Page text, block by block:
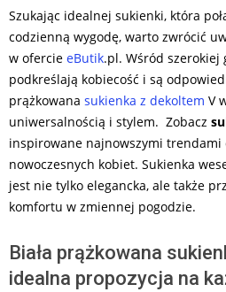
Szukając idealnej sukienki, która
codzienną wygodę, warto zwrócić
w ofercie eButik.pl. Wśród szerokiej
podkreślają kobiecość i są
prążkowana sukienka z dekoltem V
uniwersalnością i stylem. Zobacz
inspirowane najnowszymi trendami
nowoczesnych kobiet. Sukienka
jest nie tylko elegancka, ale także
komfortu w zmiennej pogodzie.
Biała prążkowana
idealna propozycja na